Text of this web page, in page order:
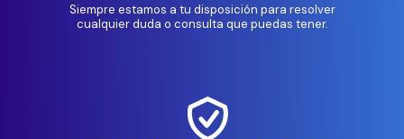
Siempre estamos a tu disposición para resolver
cualquier duda o consulta que puedas tener.